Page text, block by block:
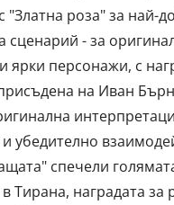
"Златна роза" за най-
сценарий - за
ярки персонажи, с
на Иван
убедително
спечели
Тирана, наградата за